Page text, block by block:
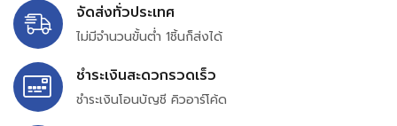
จัดส่งทั่วประเทศ
ไม่มีจำนวนขั้นต่ำ 1ชิ้นก็ส่งได้
ชำระเงินสะดวกรวดเร็ว
ชำระเงินโอนบัญชี คิวอาร์โค้ด